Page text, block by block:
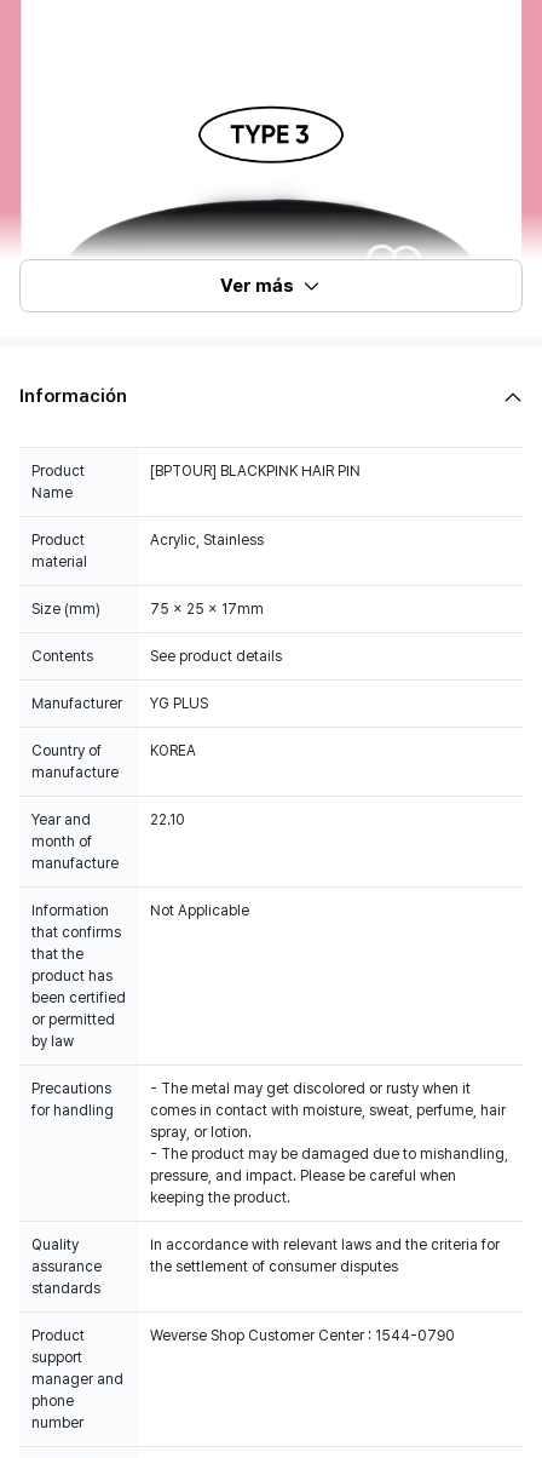
Ver más
Información
Product
Name
[BPTOUR] BLACKPINK HAIR PIN
Product
material
Acrylic, Stainless
Size (mm) 75 x 25 x 17mm
Contents See product details
Manufacturer YG PLUS
Country of
manufacture
KOREA
Year and
month of
manufacture
22.10
Information
that confirms
that the
product has
been certified
or permitted
by law
Not Applicable
Precautions
for handling
- The metal may get discolored or rusty when it
comes in contact with moisture, sweat, perfume, hair
spray, or lotion.
- The product may be damaged due to mishandling,
pressure, and impact. Please be careful when
keeping the product.
Quality
assurance
standards
In accordance with relevant laws and the criteria for
the settlement of consumer disputes
Product
support
manager and
phone
number
Weverse Shop Customer Center : 1544-0790